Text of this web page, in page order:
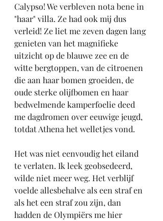
Calypso! We verbleven nota bene in
"haar" villa. Ze had ook mij dus
verleid! Ze liet me zeven dagen lang
genieten van het magnifieke
uitzicht op de blauwe zee en de
witte bergtoppen, van de citroenen
die aan haar bomen groeiden, de
oude sterke olijfbomen en haar
bedwelmende kamperfoelie deed
me dagdromen over eeuwige jeugd,
totdat Athena het welletjes vond.
Het was niet eenvoudig het eiland
te verlaten. Ik leek geobsedeerd,
wilde niet meer weg. Het verblijf
voelde allesbehalve als een straf en
als het een straf zou zijn, dan
hadden de Olympiërs me hier